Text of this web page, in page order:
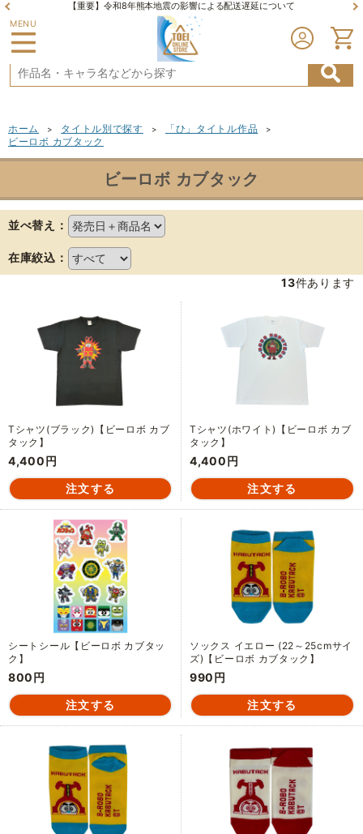
【重要】令和8年熊本地震の影響による配送遅延について
MENU
ホーム > タイトル別で探す > 「ひ」タイトル作品 >
ビーロボ カブタック
ビーロボ カブタック
並べ替え：
在庫絞込：
13件あります
Tシャツ(ブラック)【ビーロボ カブ
タック】
4,400円
Tシャツ(ホワイト)【ビーロボ カブ
タック】
4,400円
シートシール【ビーロボ カブタッ
ク】
800円
ソックス イエロー (22～25cmサイ
ズ)【ビーロボ カブタック】
990円